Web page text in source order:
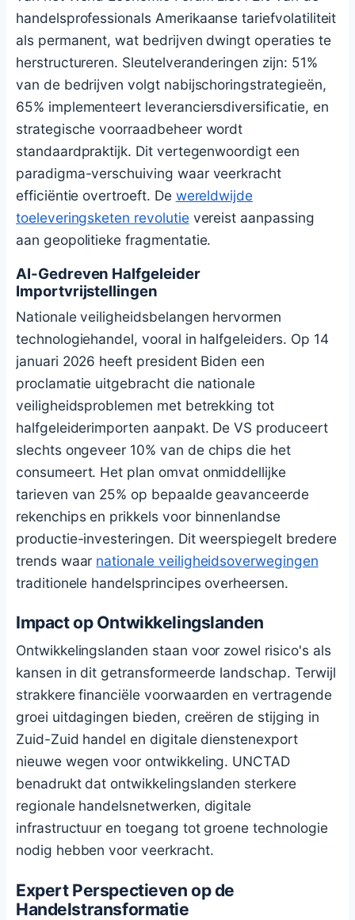
handelsprofessionals Amerikaanse tariefvolatiliteit
als permanent, wat bedrijven dwingt operaties te
herstructureren. Sleutelveranderingen zijn: 51%
van de bedrijven volgt nabijschoringstrategieën,
65% implementeert leveranciersdiversificatie, en
strategische voorraadbeheer wordt
standaardpraktijk. Dit vertegenwoordigt een
paradigma-verschuiving waar veerkracht
efficiëntie overtroeft. De wereldwijde
toeleveringsketen revolutievereist aanpassing
aan geopolitieke fragmentatie.
AI-Gedreven Halfgeleider
Importvrijstellingen
Nationale veiligheidsbelangen hervormen
technologiehandel, vooral in halfgeleiders. Op 14
januari 2026 heeft president Biden een
proclamatie uitgebracht die nationale
veiligheidsproblemen met betrekking tot
halfgeleiderimporten aanpakt. De VS produceert
slechts ongeveer 10% van de chips die het
consumeert. Het plan omvat onmiddellijke
tarieven van 25% op bepaalde geavanceerde
rekenchips en prikkels voor binnenlandse
productie-investeringen. Dit weerspiegelt bredere
trends waar nationale veiligheidsoverwegingen
traditionele handelsprincipes overheersen.
Impact op Ontwikkelingslanden
Ontwikkelingslanden staan voor zowel risico's als
kansen in dit getransformeerde landschap. Terwijl
strakkere financiële voorwaarden en vertragende
groei uitdagingen bieden, creëren de stijging in
Zuid-Zuid handel en digitale dienstenexport
nieuwe wegen voor ontwikkeling. UNCTAD
benadrukt dat ontwikkelingslanden sterkere
regionale handelsnetwerken, digitale
infrastructuur en toegang tot groene technologie
nodig hebben voor veerkracht.
Expert Perspectieven op de
Handelstransformatie